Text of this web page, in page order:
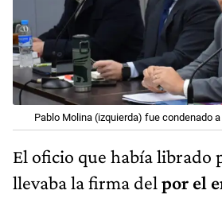
Pablo Molina (izquierda) fue condenado
El oficio que había librado
llevaba la firma del por el